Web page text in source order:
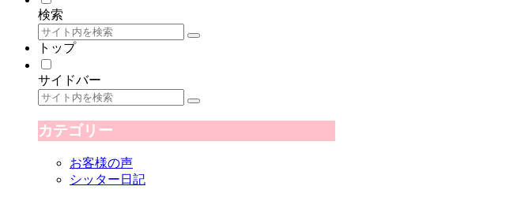
検索
トップ
サイドバー
カテゴリー
お客様の声
シッター日記